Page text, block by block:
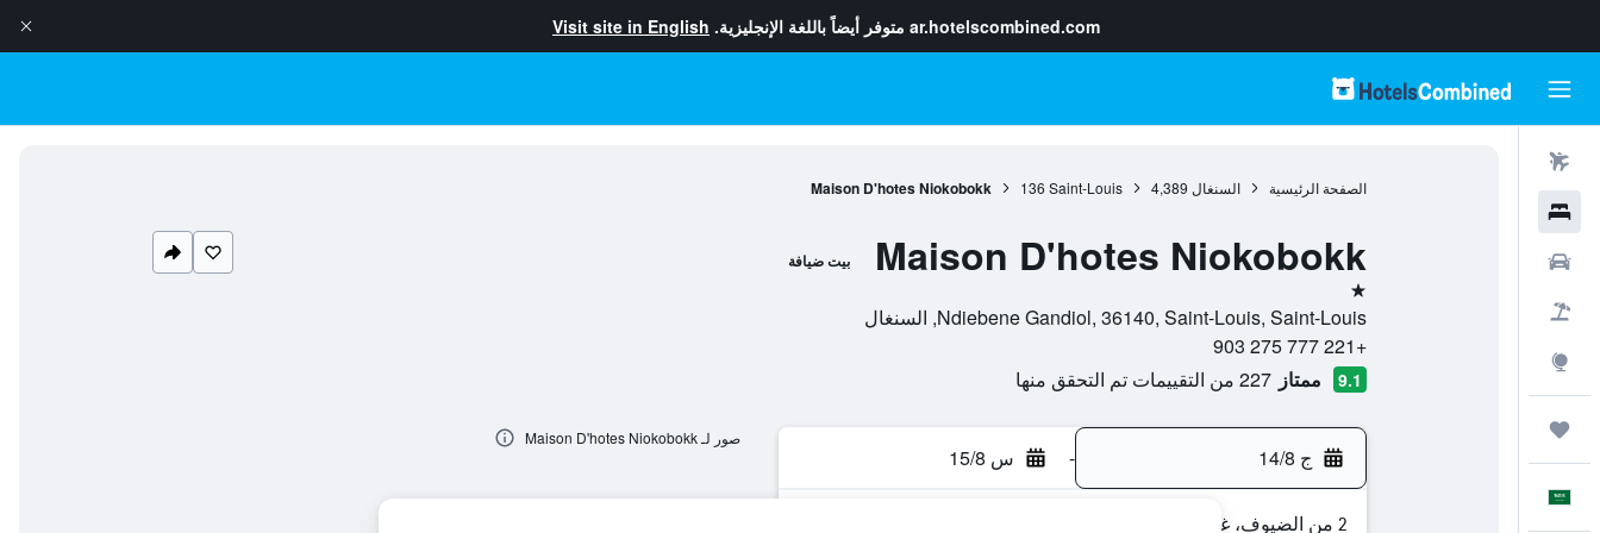
ar.hotelscombined.com متوفر أيضاً باللغة الإنجليزية. Visit site in English
الصفحة الرئيسية السنغال 4,389
Saint-Louis
136
Maison D'hotes Niokobokk
Maison D'hotes Niokobokk بيت ضيافة
نجمة واحدة
Ndiebene Gandiol, 36140, Saint-Louis, Saint-Louis, السنغال
+221 777 275 903
9.1 ممتاز 227 من التقييمات تم التحقق منها
ج 14/8 - س 15/8
2 من الضيوف، غرفة واحدة
صور لـ Maison D'hotes Niokobokk